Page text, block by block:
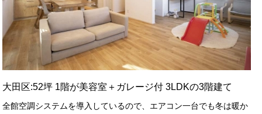
大田区:52坪 1階が美容室＋ガレージ付 3LDKの3階建て
全館空調システムを導入しているので、エアコン一台でも冬は暖か